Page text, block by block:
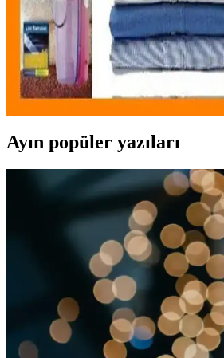
Bundeba Tiftik Kazak Tüy
ve Kıyafet Temizliğinde Yenilikçi
Yünlü ve ev tekstili ürünlerinizdeki tüyleri
ve pratik tasarımlı Bundeba Tiftik Kazak
hakkında detaylar.
Ayın popüler yazıları